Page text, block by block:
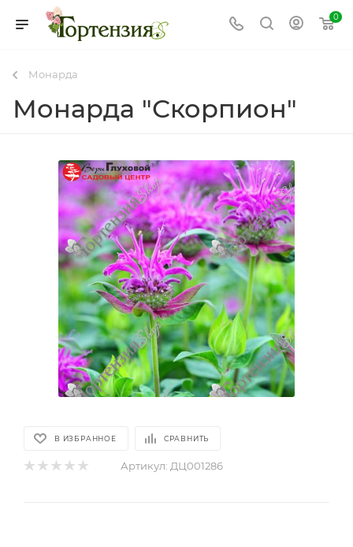
0
Монарда
Монарда "Скорпион"
В ИЗБРАННОЕ СРАВНИТЬ
Артикул: ДЦ001286